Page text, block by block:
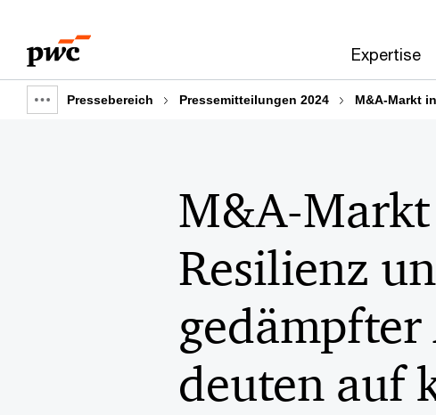
content
footer
Expertise
Show
Pressebereich Pressemitteilungen 2024 M&A-Markt
M&A-Markt
Resilienz
deuten auf